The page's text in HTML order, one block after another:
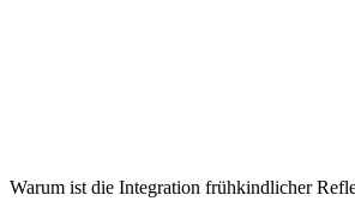
Warum ist die Integration frühkindlicher